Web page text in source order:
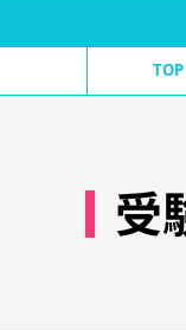
TOP
受